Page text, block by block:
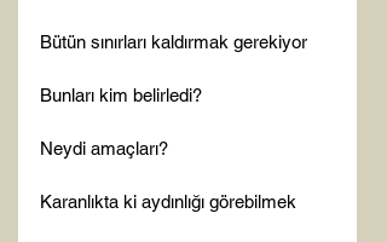
Bütün sınırları kaldırmak gerekiyor
Bunları kim belirledi?
Neydi amaçları?
Karanlıkta ki aydınlığı görebilmek